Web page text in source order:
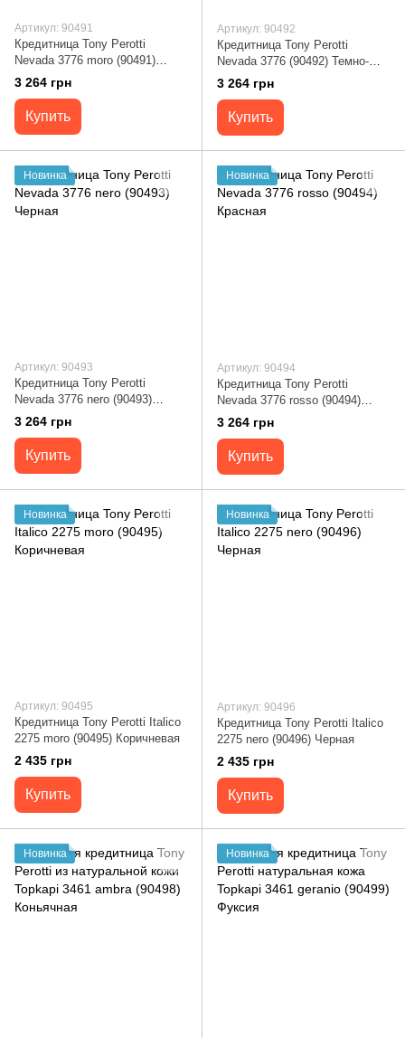
Артикул: 90491
Кредитница Tony Perotti
Nevada 3776 moro (90491)
Коричневая
3 264 грн
Купить
Артикул: 90492
Кредитница Tony Perotti
Nevada 3776 (90492) Темно-
синяя
3 264 грн
Купить
Новинка
Артикул: 90493
Кредитница Tony Perotti
Nevada 3776 nero (90493)
Черная
3 264 грн
Купить
Новинка
Артикул: 90494
Кредитница Tony Perotti
Nevada 3776 rosso (90494)
Красная
3 264 грн
Купить
Новинка
Артикул: 90495
Кредитница Tony Perotti Italico
2275 moro (90495) Коричневая
2 435 грн
Купить
Новинка
Артикул: 90496
Кредитница Tony Perotti Italico
2275 nero (90496) Черная
2 435 грн
Купить
Новинка Новинка